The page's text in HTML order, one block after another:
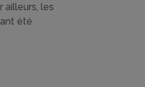
ailleurs, les
été